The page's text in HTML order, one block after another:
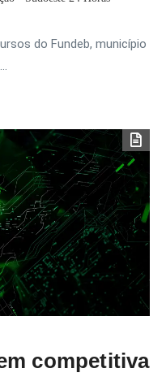
do Fundeb, município
competitiva